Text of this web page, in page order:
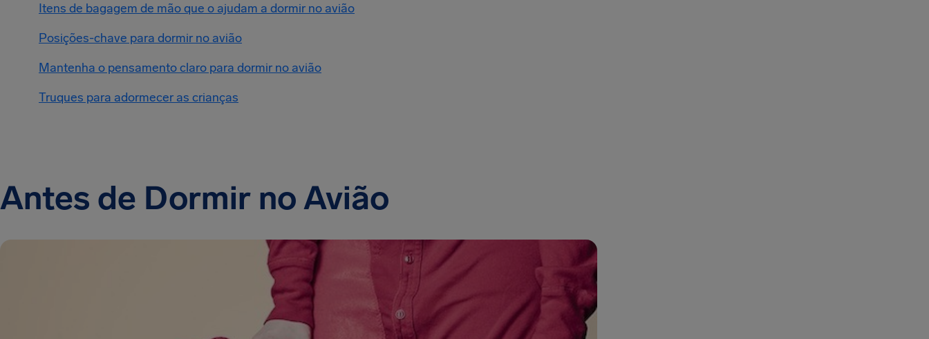
Itens de bagagem de mão que o ajudam a dormir no avião
Posições-chave para dormir no avião
Mantenha o pensamento claro para dormir no avião
Truques para adormecer as crianças
Antes de Dormir no Avião